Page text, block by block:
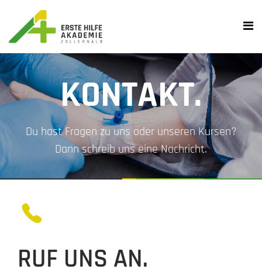
KONTAKT.
Du hast Fragen zu uns oder unseren Kursen?
Dann schreib uns eine Nachricht.
RUF UNS AN.